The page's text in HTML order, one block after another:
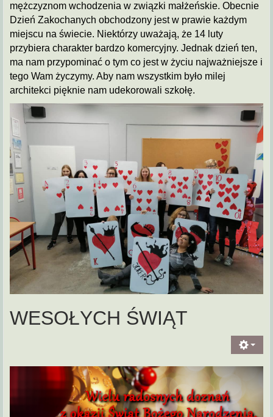
mężczyznom wchodzenia w związki małżeńskie. Obecnie
Dzień Zakochanych obchodzony jest w prawie każdym
miejscu na świecie. Niektórzy uważają, że 14 luty
przybiera charakter bardzo komercyjny. Jednak dzień ten,
ma nam przypominać o tym co jest w życiu najważniejsze i
tego Wam życzymy. Aby nam wszystkim było milej
architekci pięknie nam udekorowali szkołę.
WESOŁYCH ŚWIĄT